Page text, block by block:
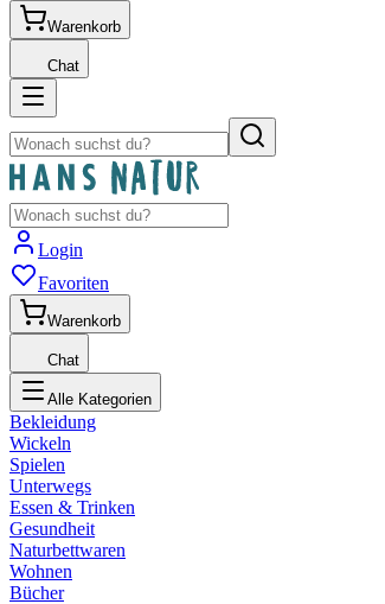
Warenkorb
Chat
Login
Favoriten
Warenkorb
Chat
Alle Kategorien
Bekleidung
Wickeln
Spielen
Unterwegs
Essen & Trinken
Gesundheit
Naturbettwaren
Wohnen
Bücher